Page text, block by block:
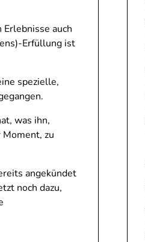
auch
Erfüllung ist
spezielle,
was ihn,
zu
angekündet
noch dazu,